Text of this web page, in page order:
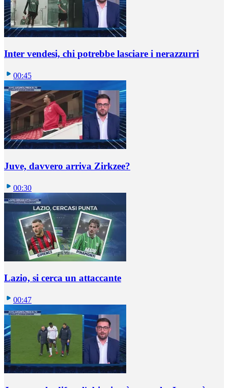
Inter vendesi, chi potrebbe lasciare i nerazzurri
00:45
Juve, davvero arriva Zirkzee?
00:30
Lazio, si cerca un attaccante
00:47